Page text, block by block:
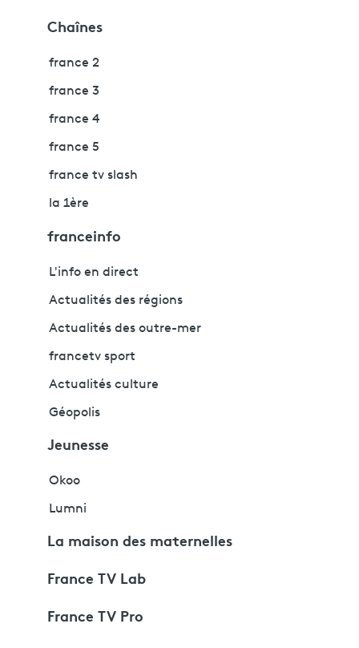
Chaînes
france 2
france 3
france 4
france 5
france tv slash
la 1ère
franceinfo
L'info en direct
Actualités des régions
Actualités des outre-mer
francetv sport
Actualités culture
Géopolis
Jeunesse
Okoo
Lumni
La maison des maternelles
France TV Lab
France TV Pro